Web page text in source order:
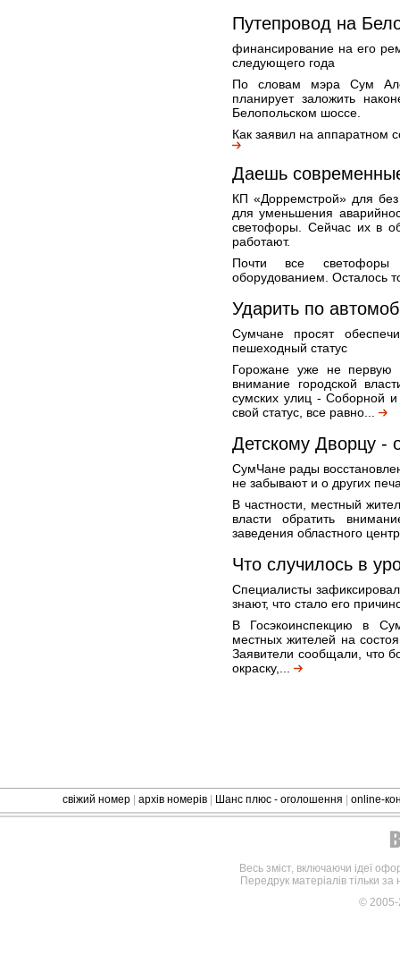
Путепровод на
финансирование на его
следующего года
По словам мэра Сум
планирует заложить
Белопольском шоссе.
Как заявил на аппаратном
Даешь
КП «Дорремстрой» для
для уменьшения
светофоры. Сейчас их в
работают.
Почти все
оборудованием. Осталось
Ударить по
Сумчане просят
пешеходный статус
Горожане уже не первую
внимание городской
сумских улиц - Соборной
свой статус, все равно...
Детскому Дворцу -
СумЧане рады
не забывают и о других
В частности, местный
власти обратить
заведения областного
Что случилось в
Специалисты
знают, что стало его
В Госэкоинспекцию в
местных жителей на
Заявители сообщали, что
окраску,...
свіжий номер архів номерів Шанс плюс - оголошення online-
Весь зміст, включаючи ідеї
Передрук матеріалів тільки
©